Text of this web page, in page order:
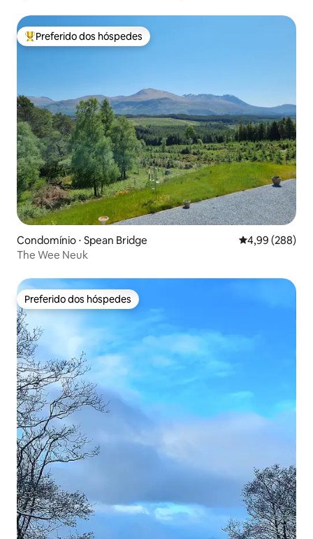
Entre os melhores preferidos dos hóspedes
Preferido dos hóspedes
Condomínio ⋅ Spean Bridge 4,99 de uma
4,99 (288)
The Wee Neuk
Preferido dos hóspedes
Preferido dos hóspedes